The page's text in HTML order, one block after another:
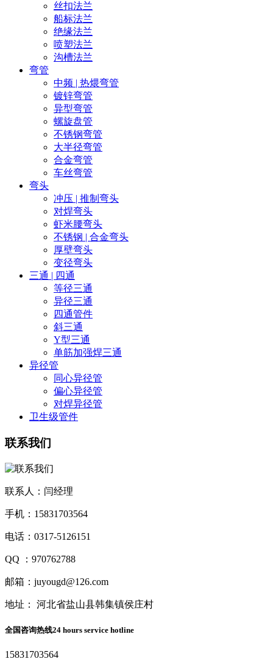
丝扣法兰
船标法兰
绝缘法兰
喷塑法兰
沟槽法兰
弯管
中频 | 热煨弯管
镀锌弯管
异型弯管
螺旋盘管
不锈钢弯管
大半径弯管
合金弯管
车丝弯管
弯头
冲压 | 推制弯头
对焊弯头
虾米腰弯头
不锈钢 | 合金弯头
厚壁弯头
变径弯头
三通 | 四通
等径三通
异径三通
四通管件
斜三通
Y型三通
单筋加强焊三通
异径管
同心异径管
偏心异径管
对焊异径管
卫生级管件
联系我们
联系人：闫经理
手机：15831703564
电话：0317-5126151
QQ ：970762788
邮箱：juyougd@126.com
地址： 河北省盐山县韩集镇侯庄村
全国咨询热线24 hours service hotline
15831703564